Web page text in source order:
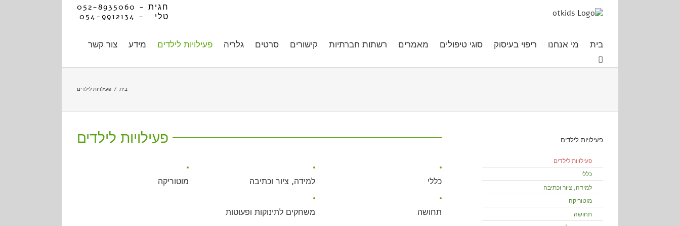
חגית - 052-8935060
טלי - 054-9912134
בית מי אנחנו ריפוי בעיסוק סוגי טיפולים מאמרים רשתות חברתיות קישורים סרטים גלריה פעילויות לילדים מידע צור קשר
בית / פעילויות לילדים
פעילויות לילדים
כללי למידה, ציור וכתיבה מוטוריקה
תחושה משחקים לתינוקות ופעוטות
פעילויות לילדים
פעילויות לילדים
כללי
למידה, ציור וכתיבה
מוטוריקה
תחושה